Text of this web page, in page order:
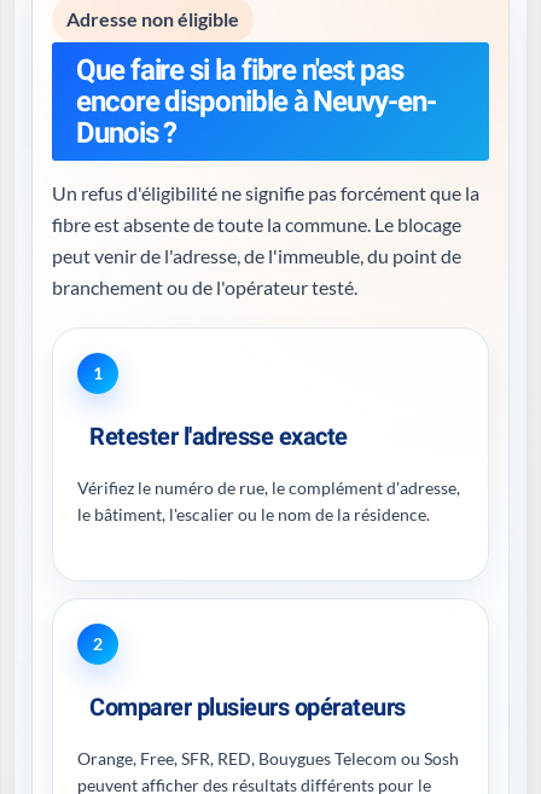
Adresse non éligible
Que faire si la fibre n'est pas
encore disponible à Neuvy-en-
Dunois ?
Un refus d'éligibilité ne signifie pas forcément que la
fibre est absente de toute la commune. Le blocage
peut venir de l'adresse, de l'immeuble, du point de
branchement ou de l'opérateur testé.
1
Retester l'adresse exacte
Vérifiez le numéro de rue, le complément d'adresse,
le bâtiment, l'escalier ou le nom de la résidence.
2
Comparer plusieurs opérateurs
Orange, Free, SFR, RED, Bouygues Telecom ou Sosh
peuvent afficher des résultats différents pour le